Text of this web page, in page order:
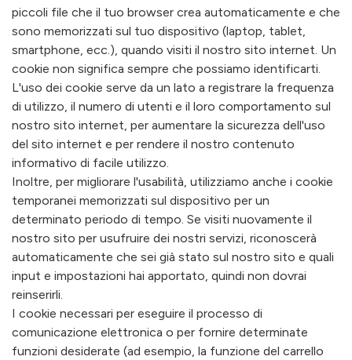
piccoli file che il tuo browser crea automaticamente e che
sono memorizzati sul tuo dispositivo (laptop, tablet,
smartphone, ecc.), quando visiti il nostro sito internet. Un
cookie non significa sempre che possiamo identificarti.
L'uso dei cookie serve da un lato a registrare la frequenza
di utilizzo, il numero di utenti e il loro comportamento sul
nostro sito internet, per aumentare la sicurezza dell'uso
del sito internet e per rendere il nostro contenuto
informativo di facile utilizzo.
Inoltre, per migliorare l'usabilità, utilizziamo anche i cookie
temporanei memorizzati sul dispositivo per un
determinato periodo di tempo. Se visiti nuovamente il
nostro sito per usufruire dei nostri servizi, riconoscerà
automaticamente che sei già stato sul nostro sito e quali
input e impostazioni hai apportato, quindi non dovrai
reinserirli.
I cookie necessari per eseguire il processo di
comunicazione elettronica o per fornire determinate
funzioni desiderate (ad esempio, la funzione del carrello